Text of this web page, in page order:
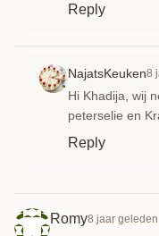
Reply
NajatsKeuken8
Hi Khadija, wij
peterselie en
Reply
Romy8 jaar geleden